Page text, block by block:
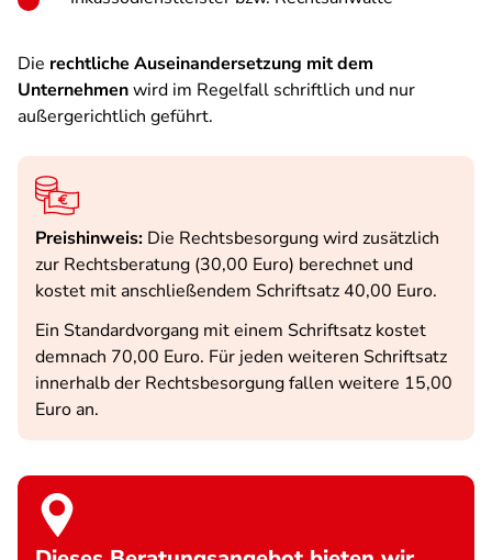
Die rechtliche Auseinandersetzung mit dem
Unternehmenwird im Regelfall schriftlich und nur
außergerichtlich geführt.
Preishinweis: Die Rechtsbesorgung wird zusätzlich
zur Rechtsberatung (30,00 Euro) berechnet und
kostet mit anschließendem Schriftsatz 40,00 Euro.
Ein Standardvorgang mit einem Schriftsatz kostet
demnach 70,00 Euro. Für jeden weiteren Schriftsatz
innerhalb der Rechtsbesorgung fallen weitere 15,00
Euro an.